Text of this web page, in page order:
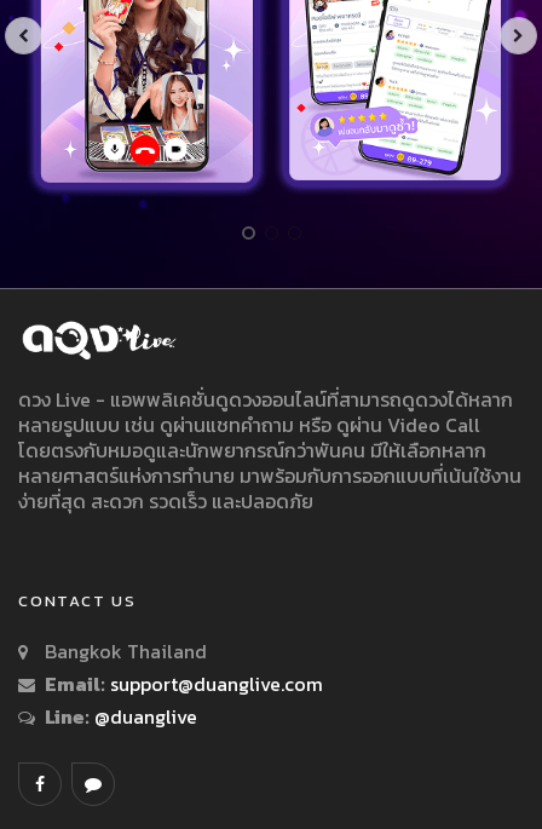
ดวง Live - แอพพลิเคชั่นดูดวงออนไลน์ที่สามารถดูดวงได้หลาก
หลายรูปแบบ เช่น ดูผ่านแชทคำถาม หรือ ดูผ่าน Video Call
โดยตรงกับหมอดูและนักพยากรณ์กว่าพันคน มีให้เลือกหลาก
หลายศาสตร์แห่งการทำนาย มาพร้อมกับการออกแบบที่เน้นใช้งาน
ง่ายที่สุด สะดวก รวดเร็ว และปลอดภัย
CONTACT US
Bangkok Thailand
Email: support@duanglive.com
Line: @duanglive